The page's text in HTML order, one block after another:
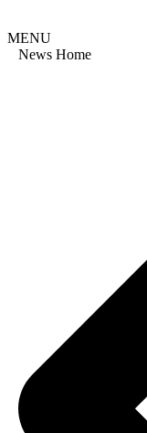
MENU
News Home